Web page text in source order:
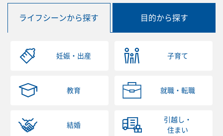
ライフシーンから探す 目的から探す
妊娠・出産 子育て
教育 就職・転職
結婚
引越し・
住まい